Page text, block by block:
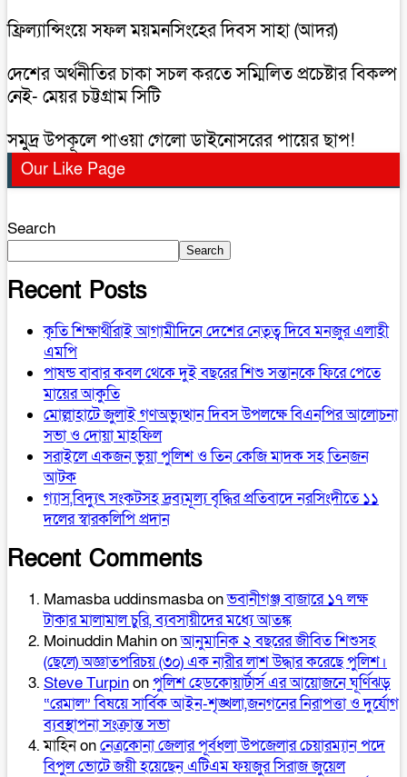
ফ্রিল্যান্সিংয়ে সফল ময়মনসিংহের দিবস সাহা (আদর)
দেশের অর্থনীতির চাকা সচল করতে সম্মিলিত প্রচেষ্টার বিকল্প
নেই- মেয়র চট্টগ্রাম সিটি
সমুদ্র উপকূলে পাওয়া গেলো ডাইনোসরের পায়ের ছাপ!
Our Like Page
Search
Search
Recent Posts
কৃতি শিক্ষার্থীরাই আগামীদিনে দেশের নেতৃত্ব দিবে মনজুর এলাহী
এমপি
পাষন্ড বাবার কবল থেকে দুই বছরের শিশু সন্তানকে ফিরে পেতে
মায়ের আকুতি
মোল্লাহাটে জুলাই গণঅভ্যুত্থান দিবস উপলক্ষে বিএনপির আলোচনা
সভা ও দোয়া মাহফিল
সরাইলে একজন ভুয়া পুলিশ ও তিন কেজি মাদক সহ তিনজন
আটক
গ্যাস,বিদ্যুৎ সংকটসহ দ্রব্যমূল্য বৃদ্ধির প্রতিবাদে নরসিংদীতে ১১
দলের স্বারকলিপি প্রদান
Recent Comments
Mamasba uddinsmasbaonভবানীগঞ্জ বাজারে ১৭ লক্ষ
টাকার মালামাল চুরি, ব্যবসায়ীদের মধ্যে আতঙ্ক
Moinuddin Mahinonআনুমানিক ২ বছরের জীবিত শিশুসহ
(ছেলে) অজ্ঞাতপরিচয় (৩০) এক নারীর লাশ উদ্ধার করেছে পুলিশ।
Steve Turpinonপুলিশ হেডকোয়ার্টার্স এর আয়োজনে ঘূর্ণিঝড়
“রেমাল” বিষয়ে সার্বিক আইন-শৃঙ্খলা,জনগনের নিরাপত্তা ও দুর্যোগ
ব্যবস্থাপনা সংক্রান্ত সভা
মাহিনonনেত্রকোনা জেলার পূর্বধলা উপজেলার চেয়ারম্যান পদে
বিপুল ভোটে জয়ী হয়েছেন এটিএম ফয়জুর সিরাজ জুয়েল